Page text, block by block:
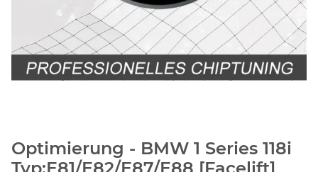
Optimierung - BMW 1 Series 118i